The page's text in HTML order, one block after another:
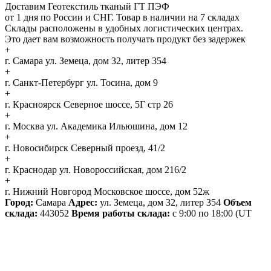
Доставим Геотекстиль тканый ГТ ПЭФ
от 1 дня по России и СНГ. Товар в наличии на 7 складах
Склады расположены в удобных логистических центрах.
Это дает вам возможность получать продукт без задержек
+
г. Самара ул. Земеца, дом 32, литер 354
+
г. Санкт-Петербург ул. Тосина, дом 9
+
г. Красноярск Северное шоссе, 5Г стр 26
+
г. Москва ул. Академика Ильюшина, дом 12
+
г. Новосибирск Северный проезд, 41/2
+
г. Краснодар ул. Новороссийская, дом 216/2
+
г. Нижний Новгород Московское шоссе, дом 52ж
Город: Самара Адрес: ул. Земеца, дом 32, литер 354 Объем
склада: 443052 Время работы склада: с 9:00 по 18:00 (UT